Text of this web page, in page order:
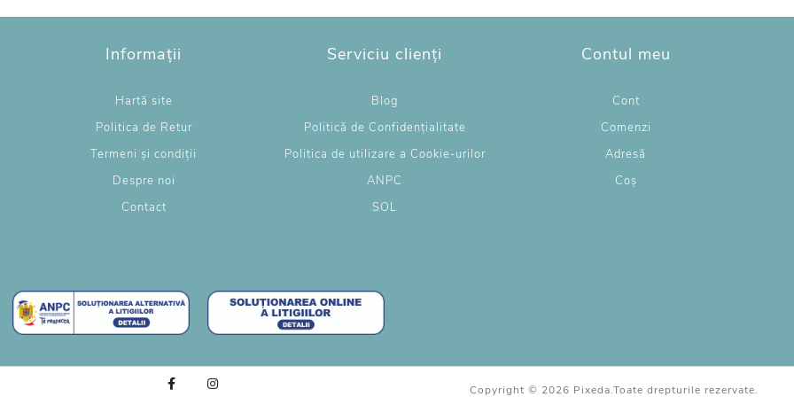
Informații
Hartă site
Politica de Retur
Termeni și condiții
Despre noi
Contact
Serviciu clienți
Blog
Politică de Confidențialitate
Politica de utilizare a Cookie-urilor
ANPC
SOL
Contul meu
Cont
Comenzi
Adresă
Coș
Copyright © 2026 Pixeda.Toate drepturile rezervate.